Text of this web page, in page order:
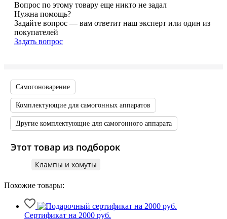
Вопрос по этому товару еще никто не задал
Нужна помощь?
Задайте вопрос — вам ответит наш эксперт или один из
покупателей
Задать вопрос
Самогоноварение
Комплектующие для самогонных аппаратов
Другие комплектующие для самогонного аппарата
Этот товар из подборок
Клампы и хомуты
Похожие товары:
Сертификат на 2000 руб.